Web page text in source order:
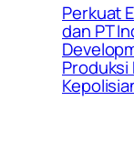
Perkuat
dan PT
Produksi